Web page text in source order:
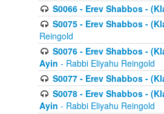
S0066 - Erev Shabbos -
S0075 - Erev Shabbos -
Reingold
S0076 - Erev Shabbos -
Ayin - Rabbi Eliyahu Reingold
S0077 - Erev Shabbos -
S0078 - Erev Shabbos -
Ayin - Rabbi Eliyahu Reingold